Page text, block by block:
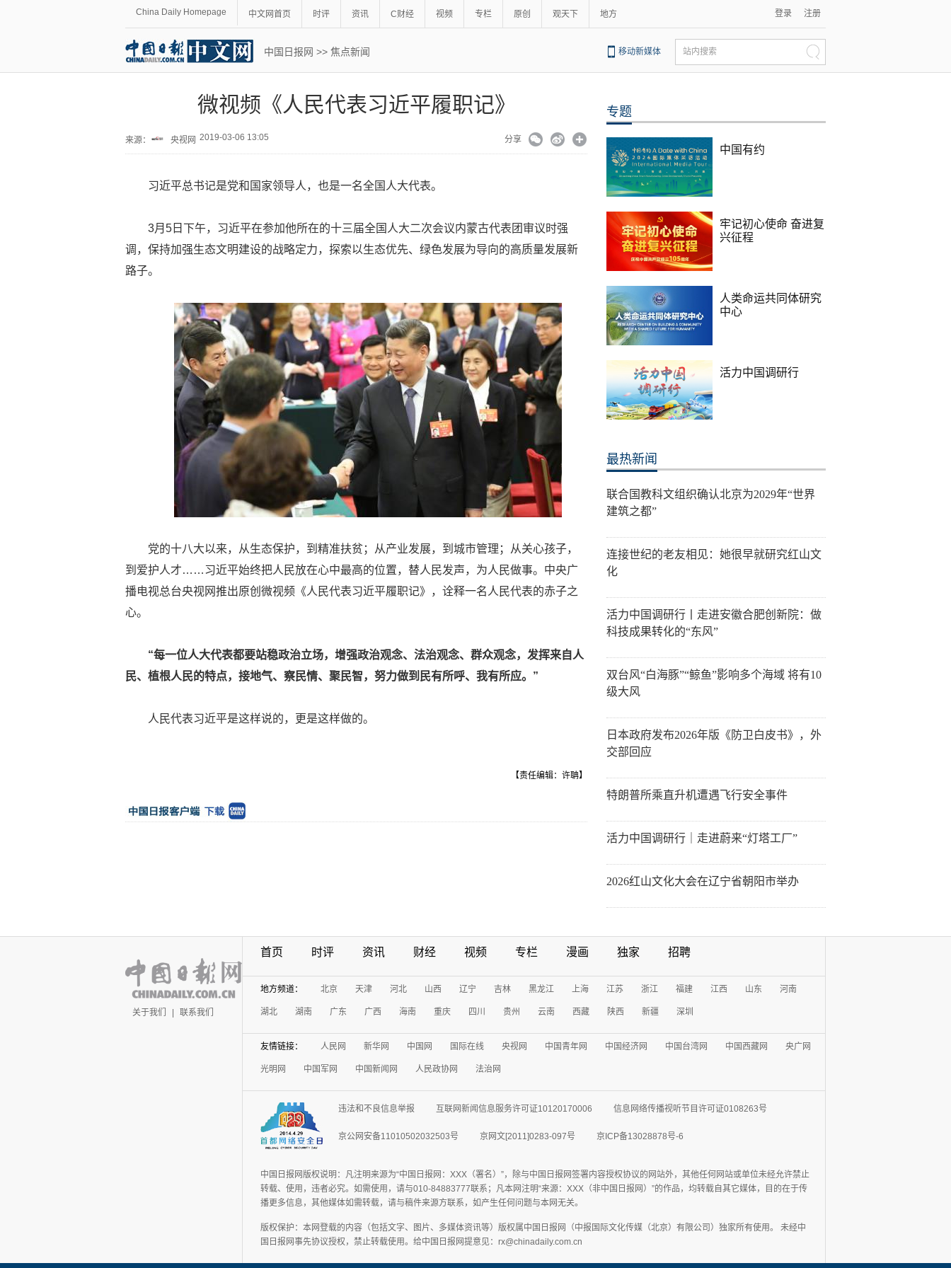
China Daily Homepage 中文网首页 时评 资讯 C财经 视频 专栏 原创 观天下 地方 登录 注册
中国日报网 >> 焦点新闻 移动新媒体 站内搜索
微视频《人民代表习近平履职记》
来源： 央视网 2019-03-06 13:05 分享
习近平总书记是党和国家领导人，也是一名全国人大代表。
3月5日下午，习近平在参加他所在的十三届全国人大二次会议内蒙古代表团审议时强
调，保持加强生态文明建设的战略定力，探索以生态优先、绿色发展为导向的高质量发展新
路子。
党的十八大以来，从生态保护，到精准扶贫；从产业发展，到城市管理；从关心孩子，
到爱护人才……习近平始终把人民放在心中最高的位置，替人民发声，为人民做事。中央广
播电视总台央视网推出原创微视频《人民代表习近平履职记》，诠释一名人民代表的赤子之
心。
“每一位人大代表都要站稳政治立场，增强政治观念、法治观念、群众观念，发挥来自人
民、植根人民的特点，接地气、察民情、聚民智，努力做到民有所呼、我有所应。”
人民代表习近平是这样说的，更是这样做的。
【责任编辑：许聃】
专题
中国有约
牢记初心使命 奋进复
兴征程
人类命运共同体研究
中心
活力中国调研行
最热新闻
联合国教科文组织确认北京为2029年“世界
建筑之都”
连接世纪的老友相见：她很早就研究红山文
化
活力中国调研行丨走进安徽合肥创新院：做
科技成果转化的“东风”
双台风“白海豚”“鲸鱼”影响多个海域 将有10
级大风
日本政府发布2026年版《防卫白皮书》，外
交部回应
特朗普所乘直升机遭遇飞行安全事件
活力中国调研行｜走进蔚来“灯塔工厂”
2026红山文化大会在辽宁省朝阳市举办
关于我们 | 联系我们
首页 时评 资讯 财经 视频 专栏 漫画 独家 招聘
地方频道： 北京 天津 河北 山西 辽宁 吉林 黑龙江 上海 江苏 浙江 福建 江西 山东 河南
湖北 湖南 广东 广西 海南 重庆 四川 贵州 云南 西藏 陕西 新疆 深圳
友情链接： 人民网 新华网 中国网 国际在线 央视网 中国青年网 中国经济网 中国台湾网 中国西藏网 央广网
光明网 中国军网 中国新闻网 人民政协网 法治网
违法和不良信息举报 互联网新闻信息服务许可证10120170006 信息网络传播视听节目许可证0108263号
京公网安备11010502032503号 京网文[2011]0283-097号 京ICP备13028878号-6
中国日报网版权说明：凡注明来源为“中国日报网：XXX（署名）”，除与中国日报网签署内容授权协议的网站外，其他任何网站或单位未经允许禁止
转载、使用，违者必究。如需使用，请与010-84883777联系；凡本网注明“来源：XXX（非中国日报网）”的作品，均转载自其它媒体，目的在于传
播更多信息，其他媒体如需转载，请与稿件来源方联系，如产生任何问题与本网无关。
版权保护：本网登载的内容（包括文字、图片、多媒体资讯等）版权属中国日报网（中报国际文化传媒（北京）有限公司）独家所有使用。 未经中
国日报网事先协议授权，禁止转载使用。给中国日报网提意见：rx@chinadaily.com.cn